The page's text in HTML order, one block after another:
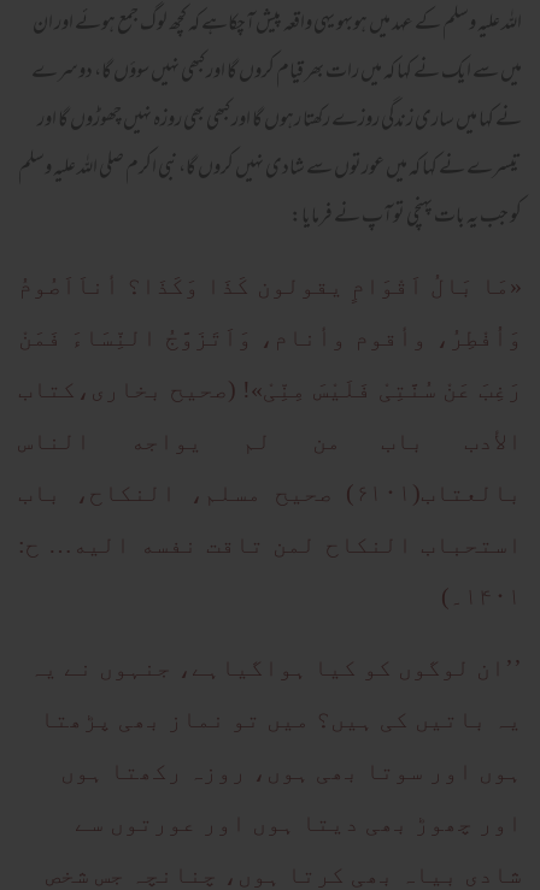
اللہ علیہ وسلم کے عہد میں ہوبہو یہی واقعہ پیش آچکاہے کہ کچھ لوگ جمع ہوئے اور ان
میں سے ایک نے کہا کہ میں رات بھر قیام کروں گا اور کبھی نہیں سوؤں گا، دوسرے
نے کہا میں ساری زندگی روزے رکھتا رہوں گا اور کبھی بھی روزہ نہیں چھوڑوں گا اور
تیسرے نے کہا کہ میں عورتوں سے شادی نہیں کروں گا، نبی اکرم صلی اللہ علیہ وسلم
کو جب یہ بات پہنچی تو آپ نے فرمایا:
«مَا بَالُ اَقْوَامٍ يقولون کَذَا وَکَذَا؟ أناَاَصُومُ
وَاُفْطِرُ، وأقوم وأنام، وَاَتَزَوَّجُ النِّسَاءَ فَمَنْ
رَغِبَ عَنْ سُنَّتِیْ فَلَيْسَ مِنِّیْ»! (صحيح بخاری،کتاب
الأدب باب من لم يواجه الناس
بالعتاب(۶۱۰۱) صحيح مسلم، النکاح، باب
استحباب النکاح لمن تاقت نفسه اليه… ح:
۱۴۰۱۔)
’’ان لوگوں کو کیا ہواگیاہے، جنہوں نے یہ
یہ باتیں کی ہیں؟ میں تو نماز بھی پڑھتا
ہوں اور سوتا بھی ہوں، روزہ رکھتا ہوں
اور چھوڑ بھی دیتا ہوں اور عورتوں سے
شادی بیاہ بھی کرتا ہوں، چنانچہ جس شخص